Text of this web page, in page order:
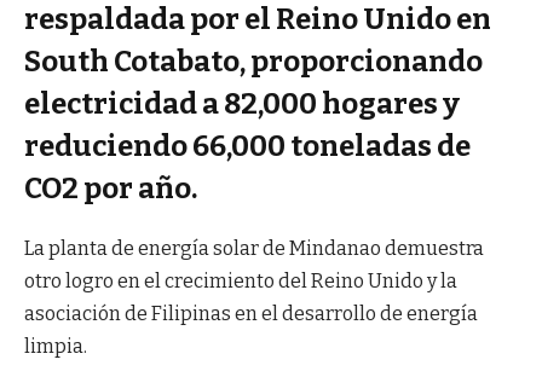
respaldada por el Reino Unido en
South Cotabato, proporcionando
electricidad a 82,000 hogares y
reduciendo 66,000 toneladas de
CO2 por año.
La planta de energía solar de Mindanao demuestra
otro logro en el crecimiento del Reino Unido y la
asociación de Filipinas en el desarrollo de energía
limpia.